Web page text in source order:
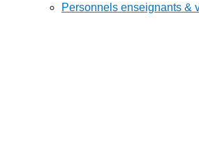
Personnels enseignants &